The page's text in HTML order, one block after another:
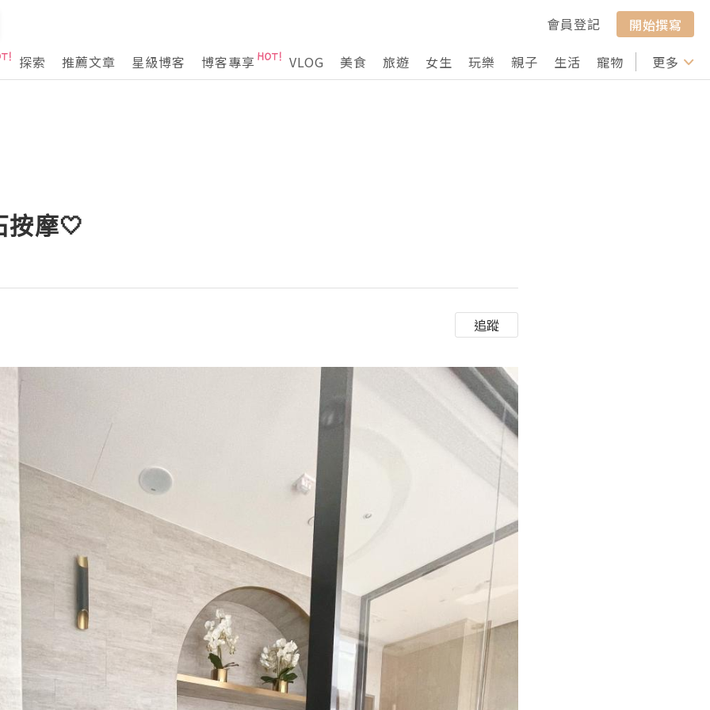
會員登記
開始撰寫
探索
推薦文章 星級博客 博客專享 VLOG 美食 旅遊 女生 玩樂 親子 生活 寵物 行山 打卡
更多
按摩🤍
追蹤